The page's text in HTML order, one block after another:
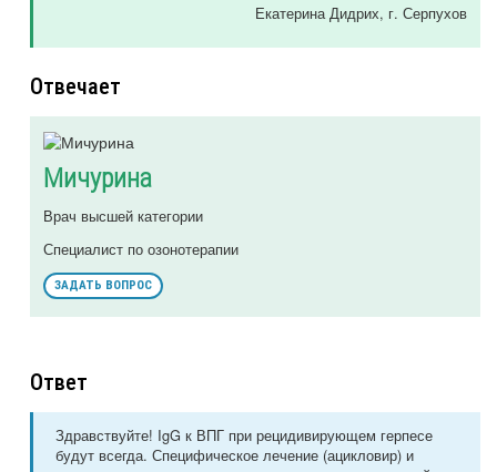
Екатерина Дидрих, г. Серпухов
Отвечает
Мичурина
Врач высшей категории
Специалист по озонотерапии
ЗАДАТЬ ВОПРОС
Ответ
Здравствуйте! IgG к ВПГ при рецидивирующем герпесе
будут всегда. Специфическое лечение (ацикловир) и